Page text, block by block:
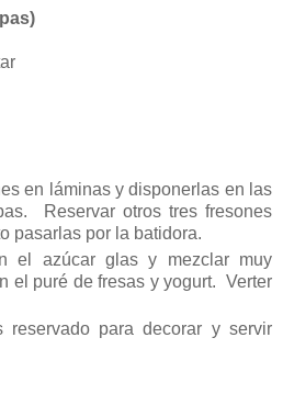
en láminas y disponerlas en las
Reservar otros tres fresones
pasarlas por la batidora.
el azúcar glas y mezclar muy
el puré de fresas y yogurt. Verter
reservado para decorar y servir